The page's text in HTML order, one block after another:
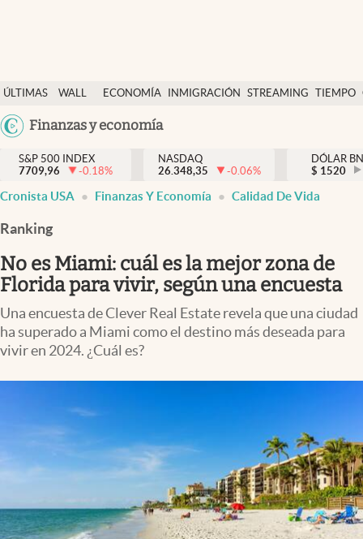
ÚLTIMAS
NOTICIAS
WALL
DÓLAR
ECONOMÍA INMIGRACIÓN STREAMING TIEMPO
México
USA
Finanzas y economía
Finanzas y economía
Wall Street y dólar
Inmigración
Espiritual
Streaming
PC y mobile
S&P 500 INDEX
7709,96
-0.18%
NASDAQ
26.348,35
-0.06%
DÓLAR
$ 1520
Cronista USA Finanzas Y Economía Calidad De Vida
Ranking
No es Miami: cuál es la mejor zona de
Florida para vivir, según una encuesta
Una encuesta de Clever Real Estate revela que una ciudad
ha superado a Miami como el destino más deseada para
vivir en 2024. ¿Cuál es?